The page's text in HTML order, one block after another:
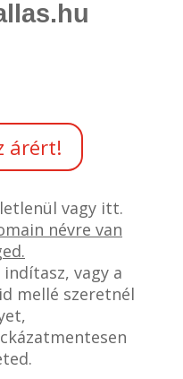
árért!
vagy itt.
névre van
vagy a
mellé szeretnél